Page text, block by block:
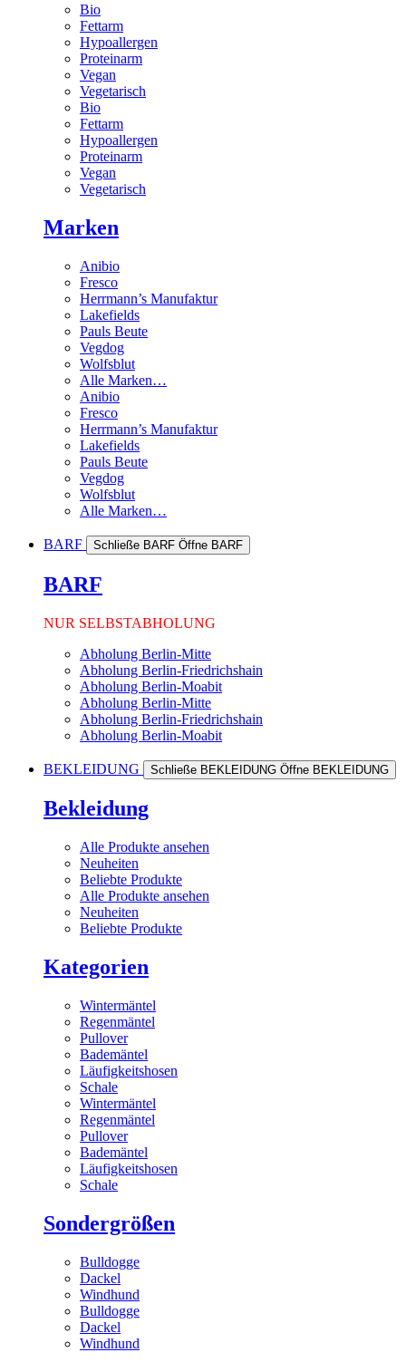
Bio
Fettarm
Hypoallergen
Proteinarm
Vegan
Vegetarisch
Bio
Fettarm
Hypoallergen
Proteinarm
Vegan
Vegetarisch
Marken
Anibio
Fresco
Herrmann’s Manufaktur
Lakefields
Pauls Beute
Vegdog
Wolfsblut
Alle Marken…
Anibio
Fresco
Herrmann’s Manufaktur
Lakefields
Pauls Beute
Vegdog
Wolfsblut
Alle Marken…
BARF Schließe BARF Öffne BARF
BARF
NUR SELBSTABHOLUNG
Abholung Berlin-Mitte
Abholung Berlin-Friedrichshain
Abholung Berlin-Moabit
Abholung Berlin-Mitte
Abholung Berlin-Friedrichshain
Abholung Berlin-Moabit
BEKLEIDUNG Schließe BEKLEIDUNG Öffne BEKLEIDUNG
Bekleidung
Alle Produkte ansehen
Neuheiten
Beliebte Produkte
Alle Produkte ansehen
Neuheiten
Beliebte Produkte
Kategorien
Wintermäntel
Regenmäntel
Pullover
Bademäntel
Läufigkeitshosen
Schale
Wintermäntel
Regenmäntel
Pullover
Bademäntel
Läufigkeitshosen
Schale
Sondergrößen
Bulldogge
Dackel
Windhund
Bulldogge
Dackel
Windhund